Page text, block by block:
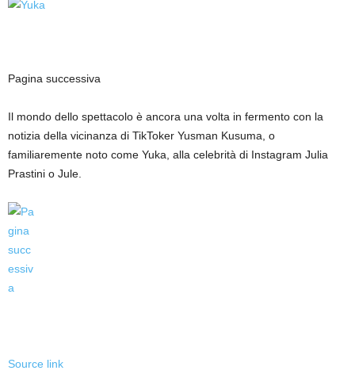
Pagina successiva
Il mondo dello spettacolo è ancora una volta in fermento con la
notizia della vicinanza di TikToker Yusman Kusuma, o
familiaremente noto come Yuka, alla celebrità di Instagram Julia
Prastini o Jule.
Source link